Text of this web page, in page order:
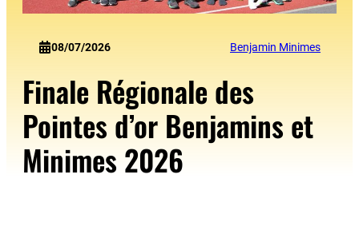
08/07/2026 Benjamin Minimes
Finale Régionale des
Pointes d’or Benjamins et
Minimes 2026